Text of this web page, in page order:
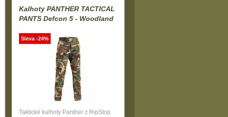
Kalhoty PANTHER TACTICAL
PANTS Defcon 5 - Woodland
Taktické kalhoty Panther z RipStop
Sleva -24%